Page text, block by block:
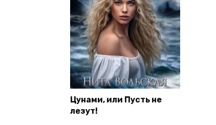
Цунами, или Пусть не
лезут!